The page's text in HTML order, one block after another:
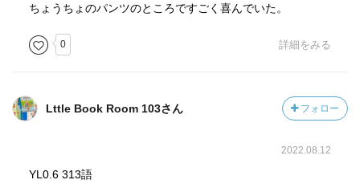
ちょうちょのパンツのところですごく喜んでいた。
0 詳細をみる
Lttle Book Room 103さん フォロー
2022.08.12
YL0.6 313語